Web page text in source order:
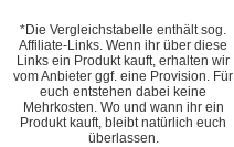
*Die Vergleichstabelle enthält sog.
Affiliate-Links. Wenn ihr über diese
Links ein Produkt kauft, erhalten wir
vom Anbieter ggf. eine Provision. Für
euch entstehen dabei keine
Mehrkosten. Wo und wann ihr ein
Produkt kauft, bleibt natürlich euch
überlassen.